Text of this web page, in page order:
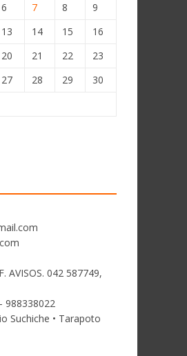
6 7 8
9
13 14 15
16
20 21 22
23
27 28 29
30
AVISOS. 042 587749,
988338022
Suchiche • Tarapoto